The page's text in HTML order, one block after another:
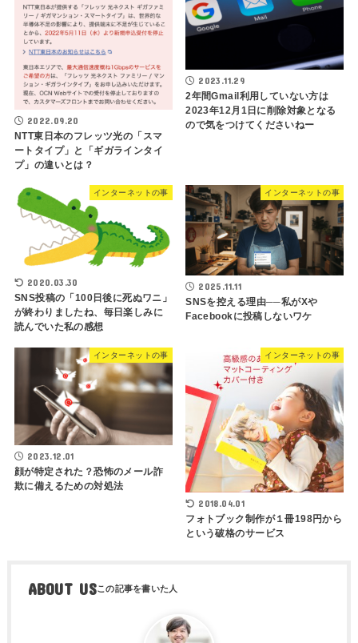
2022.09.20
NTT東日本のフレッツ光の「スマ
ートタイプ」と「ギガラインタイ
プ」の違いとは？
2023.11.29
2年間Gmail利用していない方は
2023年12月1日に削除対象となる
ので気をつけてくださいねー
インターネットの事
2020.03.30
SNS投稿の「100日後に死ぬワニ」
が終わりましたね、毎日楽しみに
読んでいた私の感想
インターネットの事
2025.11.11
SNSを控える理由──私がXや
Facebookに投稿しないワケ
インターネットの事
2023.12.01
顔が特定された？恐怖のメール詐
欺に備えるための対処法
インターネットの事
2018.04.01
フォトブック制作が１冊198円から
という破格のサービス
ABOUT US